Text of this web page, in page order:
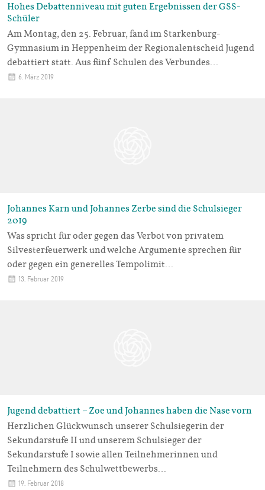
Hohes Debattenniveau mit guten Ergebnissen der GSS-
Schüler
Am Montag, den 25. Februar, fand im Starkenburg-
Gymnasium in Heppenheim der Regionalentscheid Jugend
debattiert statt. Aus fünf Schulen des Verbundes…
6. März 2019
Johannes Karn und Johannes Zerbe sind die Schulsieger
2019
Was spricht für oder gegen das Verbot von privatem
Silvesterfeuerwerk und welche Argumente sprechen für
oder gegen ein generelles Tempolimit…
13. Februar 2019
Jugend debattiert – Zoe und Johannes haben die Nase vorn
Herzlichen Glückwunsch unserer Schulsiegerin der
Sekundarstufe II und unserem Schulsieger der
Sekundarstufe I sowie allen Teilnehmerinnen und
Teilnehmern des Schulwettbewerbs…
19. Februar 2018